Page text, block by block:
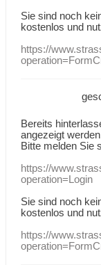
Sie sind noch
kostenlos und
https://
Bereits
angezeigt
Bitte melden Sie
https://
operation=Login
Sie sind noch
kostenlos und
https://